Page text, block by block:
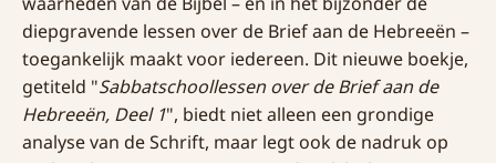
diepgravende lessen over de Brief aan de Hebreeën –
toegankelijk maakt voor iedereen. Dit nieuwe boekje,
getiteld "Sabbatschoollessen over de Brief aan de
Hebreeën, Deel 1", biedt niet alleen een grondige
analyse van de Schrift, maar legt ook de nadruk op